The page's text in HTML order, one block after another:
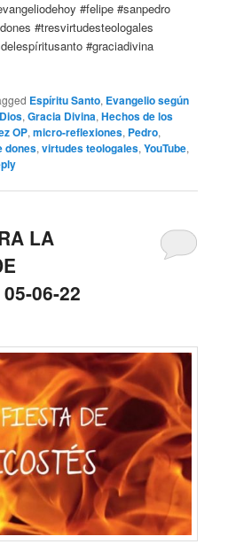
#felipe #sanpedro
#tresvirtudesteologales
#graciadivina
Espíritu Santo, Evangelio según
,Gracia Divina,Hechos de los
OP,micro-reflexiones, Pedro,
dones,virtudes teologales,YouTube,
LA
06-22